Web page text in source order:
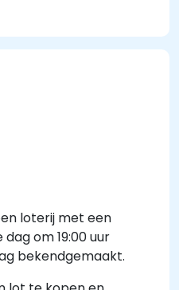
loterij met een
om 19:00 uur
bekendgemaakt.